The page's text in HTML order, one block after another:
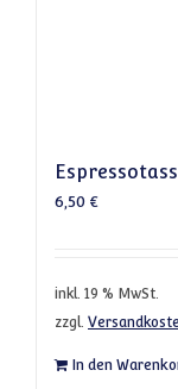
6,50 €
inkl. 19 % MwSt.
zzgl.
In den